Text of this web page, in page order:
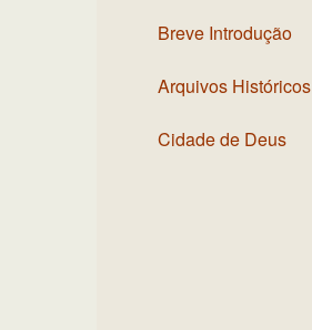
Breve Introdução
Arquivos Históricos
Cidade de Deus